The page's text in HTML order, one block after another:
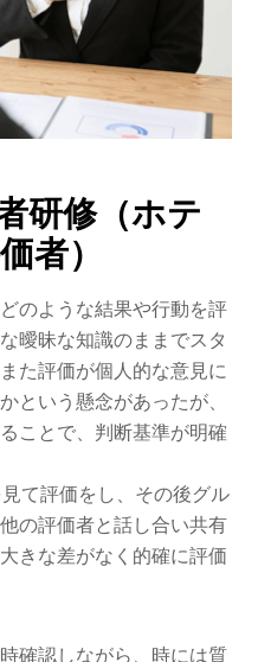
研修（ホテ
者）
のような結果や行動を評
曖昧な知識のままでスタ
た評価が個人的な意見に
という懸念があったが、
ことで、判断基準が明確
て評価をし、その後グル
の評価者と話し合い共有
きな差がなく的確に評価
確認しながら、時には質